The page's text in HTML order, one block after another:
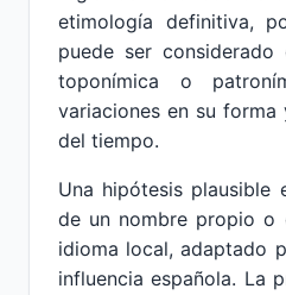
etimología definitiva,
puede ser
toponímica o
variaciones en su
del tiempo.
Una hipótesis plausible
de un nombre propio o
idioma local, adaptado
influencia española. La